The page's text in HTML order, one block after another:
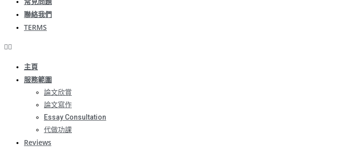
聯絡我們
TERMS
主頁
服務範圍
論文欣賞
論文寫作
Essay Consultation
代做功課
Reviews